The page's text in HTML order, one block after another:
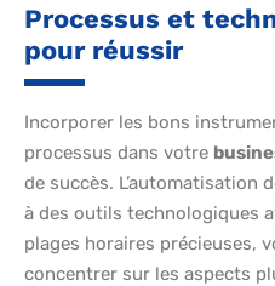
Processus et
pour réussir
Incorporer les bons
processus dans votre
de succès. L’automatisation
à des outils technologiques
plages horaires précieuses,
concentrer sur les aspects